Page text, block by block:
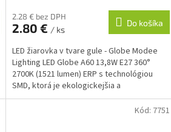
2.28 € bez DPH
2.80 € / ks
Do košíka
LED žiarovka v tvare gule - Globe Modee
Lighting LED Globe A60 13,8W E27 360°
2700K (1521 lumen) ERP s technológiou
SMD, ktorá je ekologickejšia a
úsporná. Má...
Kód: 7751